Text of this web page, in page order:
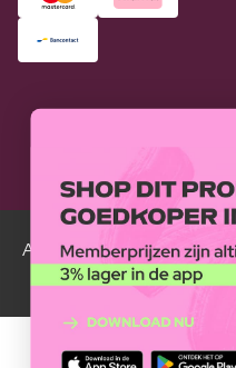
Alle Luxplus ledenprijzen
met de